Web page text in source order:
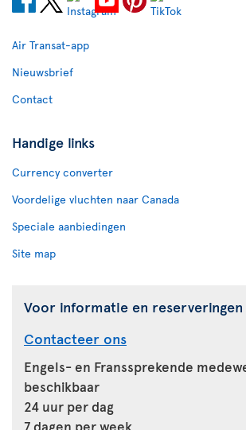
Air Transat-app
Nieuwsbrief
Contact
Handige links
Currency converter
Voordelige vluchten naar Canada
Speciale aanbiedingen
Site map
Voor informatie en reserveringen
Contacteer ons
Engels- en Franssprekende
beschikbaar
24 uur per dag
7 dagen per week